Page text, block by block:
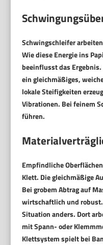
Schwingschleifer
Wie diese Energie ins
beeinflusst das
ein gleichmäßiges,
lokale Steifigkeiten
Vibrationen. Bei feinem
führen.
Empfindliche
Klett. Die gleichmäßige
Bei grobem Abtrag auf
wirtschaftlich und
Situation anders. Dort
mit Spann- oder
Klettsystem spielt bei